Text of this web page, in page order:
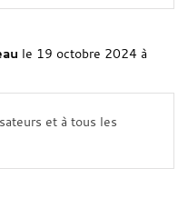
le 19 octobre 2024 à
et à tous les